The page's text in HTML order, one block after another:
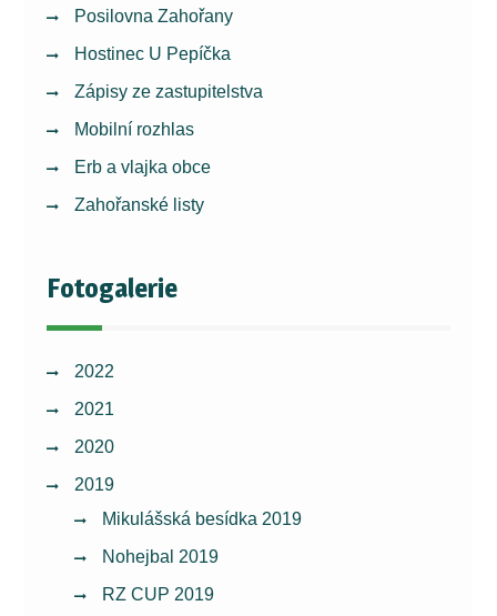
Posilovna Zahořany
Hostinec U Pepíčka
Zápisy ze zastupitelstva
Mobilní rozhlas
Erb a vlajka obce
Zahořanské listy
Fotogalerie
2022
2021
2020
2019
Mikulášská besídka 2019
Nohejbal 2019
RZ CUP 2019